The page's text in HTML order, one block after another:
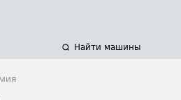
Найти машины